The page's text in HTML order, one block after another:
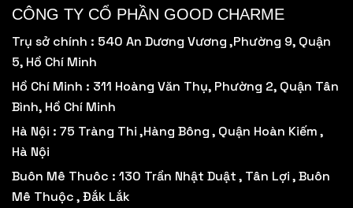
CÔNG TY CỔ PHẦN GOOD CHARME
Trụ sở chính : 540 An Dương Vương ,Phường 9, Quận
5, Hồ Chí Minh
Hồ Chí Minh : 311 Hoàng Văn Thụ, Phường 2, Quận Tân
Bình, Hồ Chí Minh
Hà Nội : 75 Tràng Thi ,Hàng Bông , Quận Hoàn Kiếm ,
Hà Nội
Buôn Mê Thuôc : 130 Trần Nhật Duật , Tân Lợi , Buôn
Mê Thuộc , Đắk Lắk